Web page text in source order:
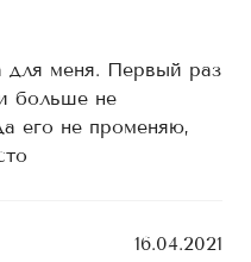
для меня. Первый раз
больше не
его не променяю,
16.04.2021